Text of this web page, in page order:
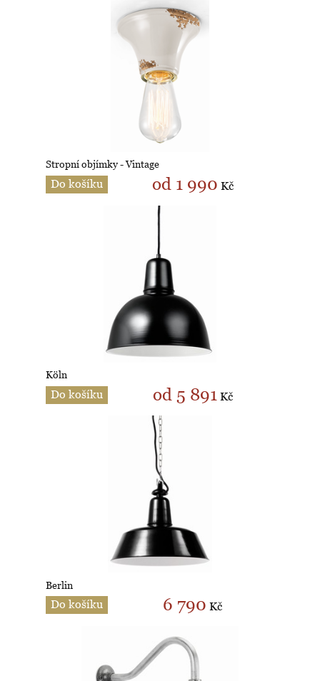
Stropní objímky - Vintage
Do košíku od 1 990 Kč
Köln
Do košíku od 5 891 Kč
Berlin
Do košíku 6 790 Kč